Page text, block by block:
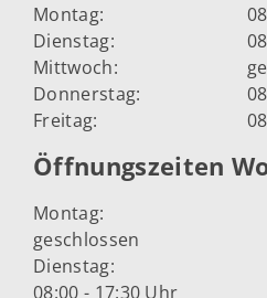
Montag:
Dienstag:
Mittwoch:
Donnerstag:
Freitag:
Öffnungszeiten
Montag:
geschlossen
Dienstag:
08:00 - 17:30 Uhr